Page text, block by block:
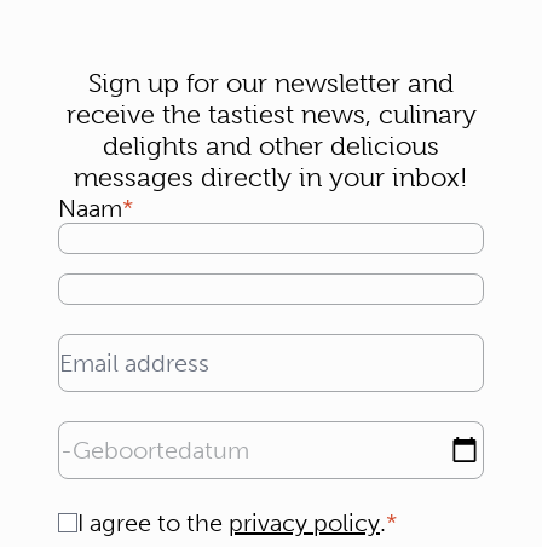
Sign up for our newsletter and
receive the tastiest news, culinary
delights and other delicious
messages directly in your inbox!
Naam
Email address
Geboortedatum
Consent
I agree to the privacy policy.